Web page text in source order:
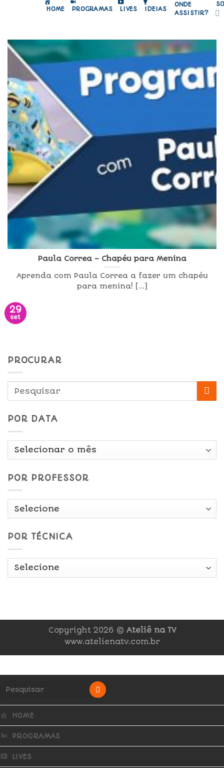
HOME PROGRAMAS LIVES IDEIAS
ONDE
ASSISTIR?
Paula Correa – Chapéu para Menina
Aprenda com Paula Correa a fazer um chapéu
para menina! [...]
29
set
PROCURAR
POR DATA
Por
POR PROFESSOR
POR TÉCNICA
Copyright 2026 © Ateliê na TV
www.atelienatv.com.br
HOME
PROGRAMAS
LIVES